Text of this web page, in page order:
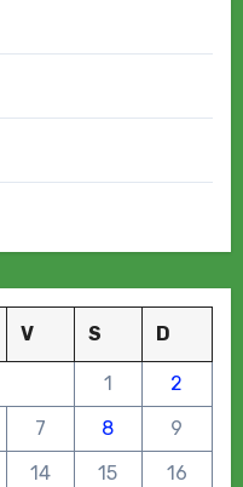
V S D
1
2
7 8
9
14 15
16